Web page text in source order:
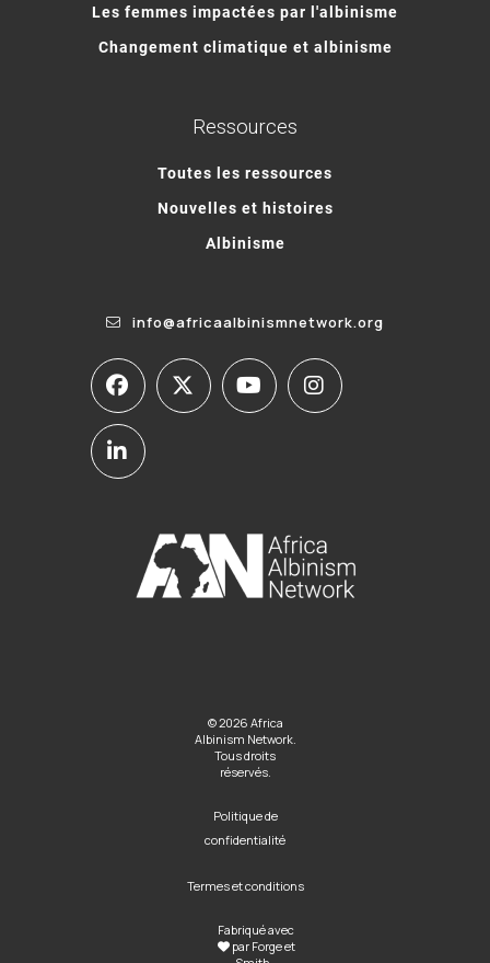
Les femmes impactées par l'albinisme
Changement climatique et albinisme
Ressources
Toutes les ressources
Nouvelles et histoires
Albinisme
info@africaalbinismnetwork.org
© 2026 Africa
Albinism Network.
Tous droits
réservés.
Politique de
confidentialité
Termes et conditions
Fabriqué avec
par Forge et